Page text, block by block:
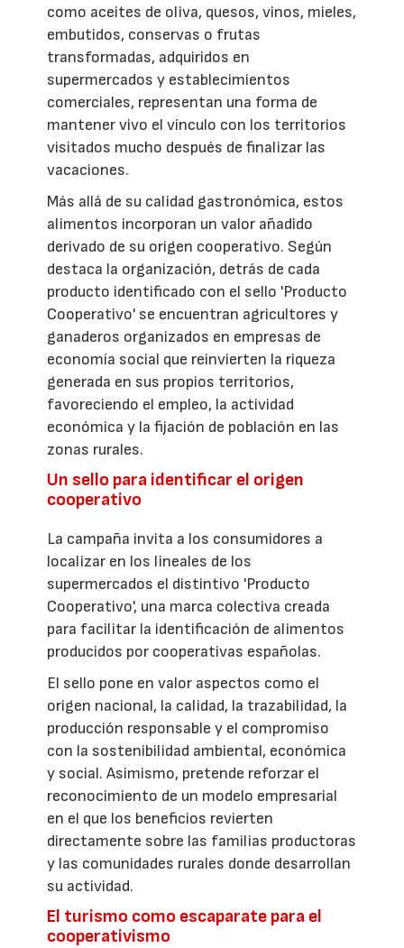
como aceites de oliva, quesos, vinos, mieles,
embutidos, conservas o frutas
transformadas, adquiridos en
supermercados y establecimientos
comerciales, representan una forma de
mantener vivo el vínculo con los territorios
visitados mucho después de finalizar las
vacaciones.
Más allá de su calidad gastronómica, estos
alimentos incorporan un valor añadido
derivado de su origen cooperativo. Según
destaca la organización, detrás de cada
producto identificado con el sello 'Producto
Cooperativo' se encuentran agricultores y
ganaderos organizados en empresas de
economía social que reinvierten la riqueza
generada en sus propios territorios,
favoreciendo el empleo, la actividad
económica y la fijación de población en las
zonas rurales.
Un sello para identificar el origen
cooperativo
La campaña invita a los consumidores a
localizar en los lineales de los
supermercados el distintivo 'Producto
Cooperativo', una marca colectiva creada
para facilitar la identificación de alimentos
producidos por cooperativas españolas.
El sello pone en valor aspectos como el
origen nacional, la calidad, la trazabilidad, la
producción responsable y el compromiso
con la sostenibilidad ambiental, económica
y social. Asimismo, pretende reforzar el
reconocimiento de un modelo empresarial
en el que los beneficios revierten
directamente sobre las familias productoras
y las comunidades rurales donde desarrollan
su actividad.
El turismo como escaparate para el
cooperativismo